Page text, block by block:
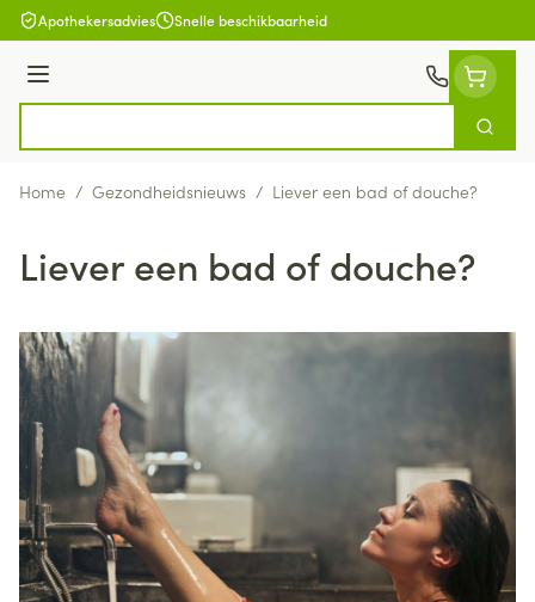
Ga naar de inhoud
Apothekersadvies Snelle beschikbaarheid
Menu
Zoek
Home / Gezondheidsnieuws / Liever een bad of douche?
Liever een bad of douche?